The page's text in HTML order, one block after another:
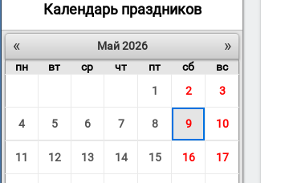
Календарь праздников
« »
Май 2026
пн
вт ср чт пт сб
вс
1
2 3
4 5 6 7 8 9 10
11 12 13 14 15 16 17